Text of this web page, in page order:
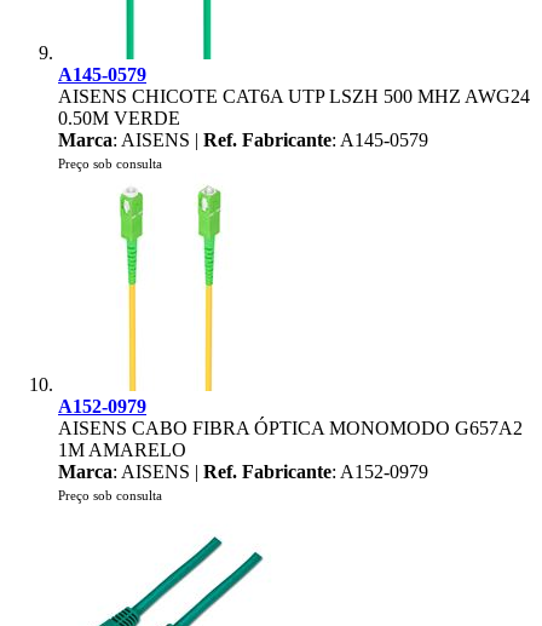
A145-0579
AISENS CHICOTE CAT6A UTP LSZH 500 MHZ AWG24
0.50M VERDE
Marca: AISENS | Ref. Fabricante: A145-0579
Preço sob consulta
A152-0979
AISENS CABO FIBRA ÓPTICA MONOMODO G657A2
1M AMARELO
Marca: AISENS | Ref. Fabricante: A152-0979
Preço sob consulta